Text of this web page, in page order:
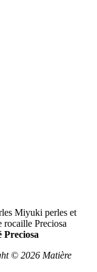
Miyuki perles et
rocaille Preciosa
Preciosa
© 2026 Matière